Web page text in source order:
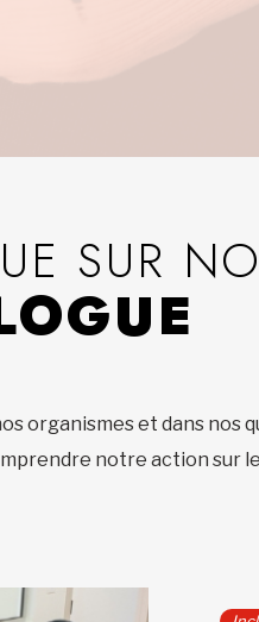
SUR
organismes et dans
notre action sur